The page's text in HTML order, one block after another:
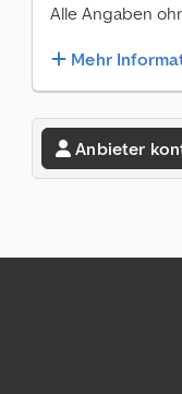
Alle Angaben
Mehr
Anbieter